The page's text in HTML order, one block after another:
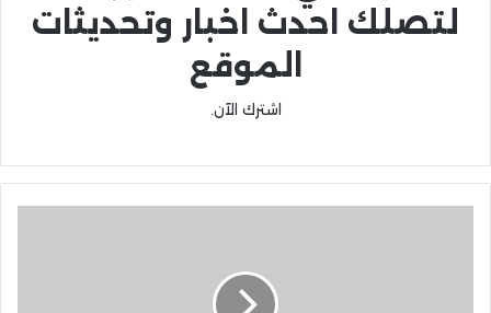
لتصلك احدث اخبار وتحديثات
الموقع
اشترك الآن.